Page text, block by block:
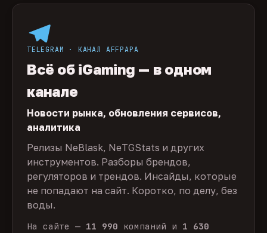
TELEGRAM · КАНАЛ AFFPAPA
Всё об iGaming — в одном
канале
Новости рынка, обновления сервисов,
аналитика
Релизы NeBlask, NeTGStats и других
инструментов. Разборы брендов,
регуляторов и трендов. Инсайды, которые
не попадают на сайт. Коротко, по делу, без
воды.
На сайте — 11 990 компаний и 1 630